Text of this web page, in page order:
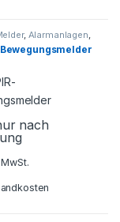
, Alarmanlagen,
,
Bewegungsmelder
nach